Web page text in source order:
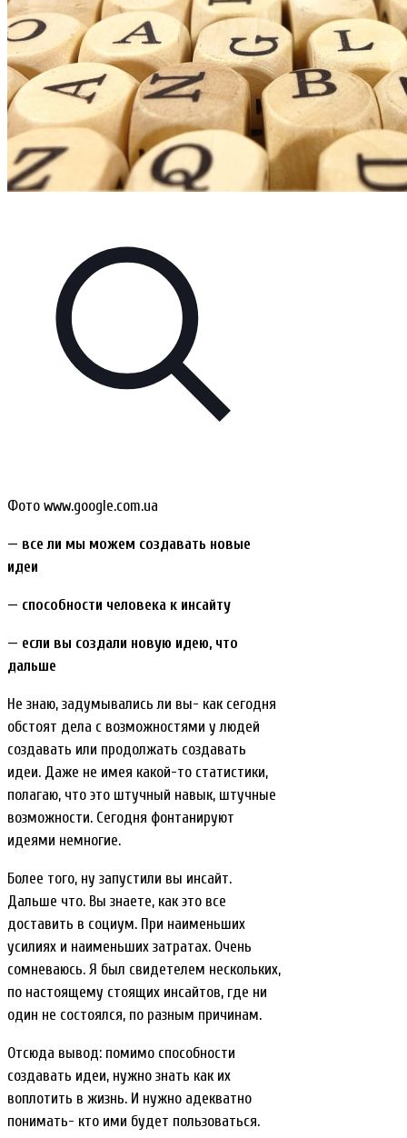
Фото www.google.com.ua
— все ли мы можем создавать новые
идеи
— способности человека к инсайту
— если вы создали новую идею, что
дальше
Не знаю, задумывались ли вы- как сегодня
обстоят дела с возможностями у людей
создавать или продолжать создавать
идеи. Даже не имея какой-то статистики,
полагаю, что это штучный навык, штучные
возможности. Сегодня фонтанируют
идеями немногие.
Более того, ну запустили вы инсайт.
Дальше что. Вы знаете, как это все
доставить в социум. При наименьших
усилиях и наименьших затратах. Очень
сомневаюсь. Я был свидетелем нескольких,
по настоящему стоящих инсайтов, где ни
один не состоялся, по разным причинам.
Отсюда вывод: помимо способности
создавать идеи, нужно знать как их
воплотить в жизнь. И нужно адекватно
понимать- кто ими будет пользоваться.